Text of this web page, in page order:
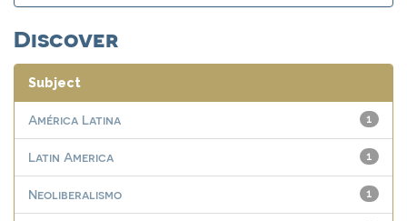
Discover
Subject
1
América Latina
1
Latin America
1
Neoliberalismo